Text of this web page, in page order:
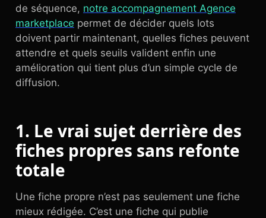
de séquence, notre accompagnement Agence
marketplace permet de décider quels lots
doivent partir maintenant, quelles fiches peuvent
attendre et quels seuils valident enfin une
amélioration qui tient plus d’un simple cycle de
diffusion.
1. Le vrai sujet derrière des
fiches propres sans refonte
totale
Une fiche propre n’est pas seulement une fiche
mieux rédigée. C’est une fiche qui publie